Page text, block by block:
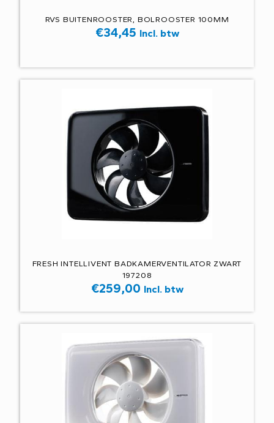
RVS BUITENROOSTER, BOLROOSTER 100MM
€34,45 Incl. btw
FRESH INTELLIVENT BADKAMERVENTILATOR ZWART
197208
€259,00 Incl. btw